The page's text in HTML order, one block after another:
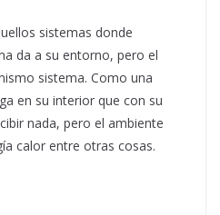
sistemas donde
da a su entorno, pero el
sistema. Como una
en su interior que con su
nada, pero el ambiente
calor entre otras cosas.